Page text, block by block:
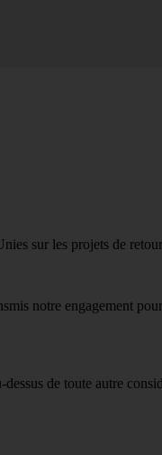
sur les projets de
notre engagement
de toute autre